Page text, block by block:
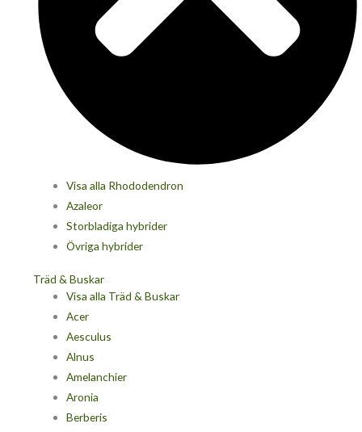
Visa alla Rhododendron
Azaleor
Storbladiga hybrider
Övriga hybrider
Träd & Buskar
Visa alla Träd & Buskar
Acer
Aesculus
Alnus
Amelanchier
Aronia
Berberis